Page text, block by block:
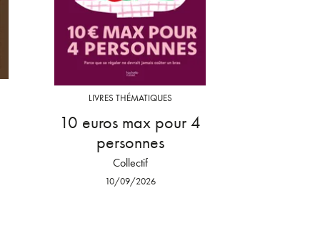
LIVRES THÉMATIQUES
10 euros max pour 4
personnes
Collectif
10/09/2026